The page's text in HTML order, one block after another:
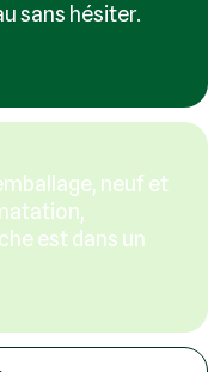
sans hésiter.
neuf et
est dans un